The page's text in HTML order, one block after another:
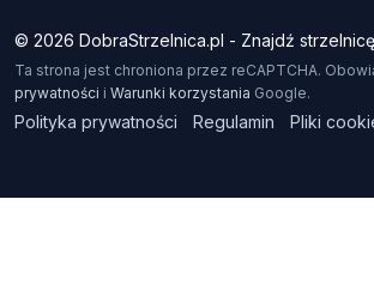
© 2026 DobraStrzelnica.pl - Znajdź
Ta strona jest chroniona przez reCAPTCHA.
prywatności i Warunki korzystania Google.
Polityka prywatności Regulamin Pliki